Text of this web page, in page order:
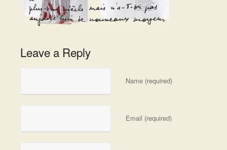
Leave a Reply
Name (required)
Email (required)